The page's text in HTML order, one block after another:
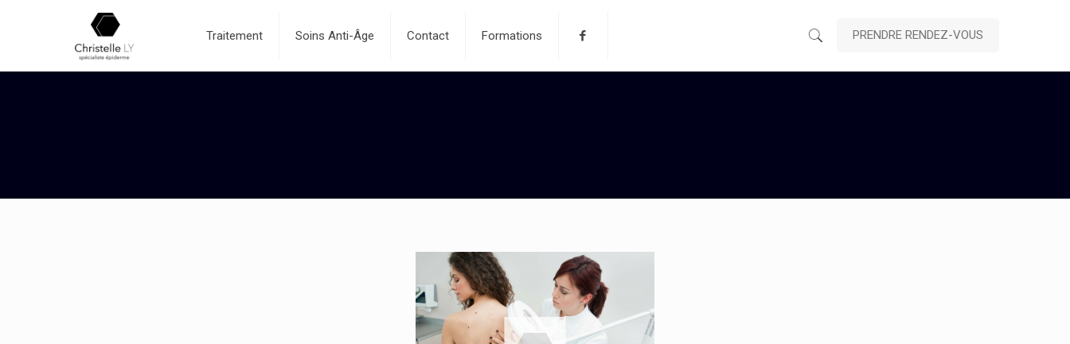
Traitement Soins Anti-Âge Contact Formations PRENDRE RENDEZ-VOUS